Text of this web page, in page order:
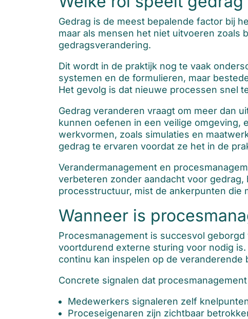
Gedrag is de meest bepalende factor bij
maar als mensen het niet uitvoeren zoals
gedragsverandering.
Dit wordt in de praktijk nog te vaak
systemen en de formulieren, maar
Het gevolg is dat nieuwe processen snel
Gedrag veranderen vraagt om meer dan
kunnen oefenen in een veilige omgeving,
werkvormen, zoals simulaties en
gedrag te ervaren voordat ze het in de
Verandermanagement en
verbeteren zonder aandacht voor
processtructuur, mist de ankerpunten die
Wanneer is
Procesmanagement is succesvol
voortdurend externe sturing voor nodig
continu kan inspelen op de
Concrete signalen dat
Medewerkers signaleren zelf
Proceseigenaren zijn zichtbaar